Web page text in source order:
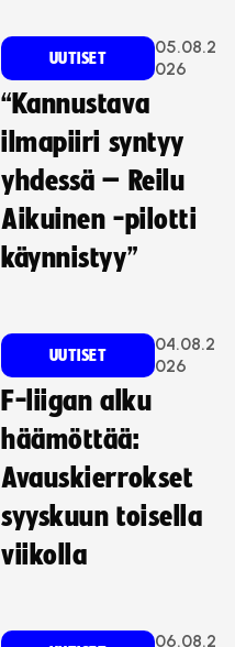
UUTISET
05.08.2
026
“Kannustava
ilmapiiri syntyy
yhdessä – Reilu
Aikuinen -pilotti
käynnistyy”
UUTISET
04.08.2
026
F-liigan alku
häämöttää:
Avauskierrokset
syyskuun toisella
viikolla
06.08.2